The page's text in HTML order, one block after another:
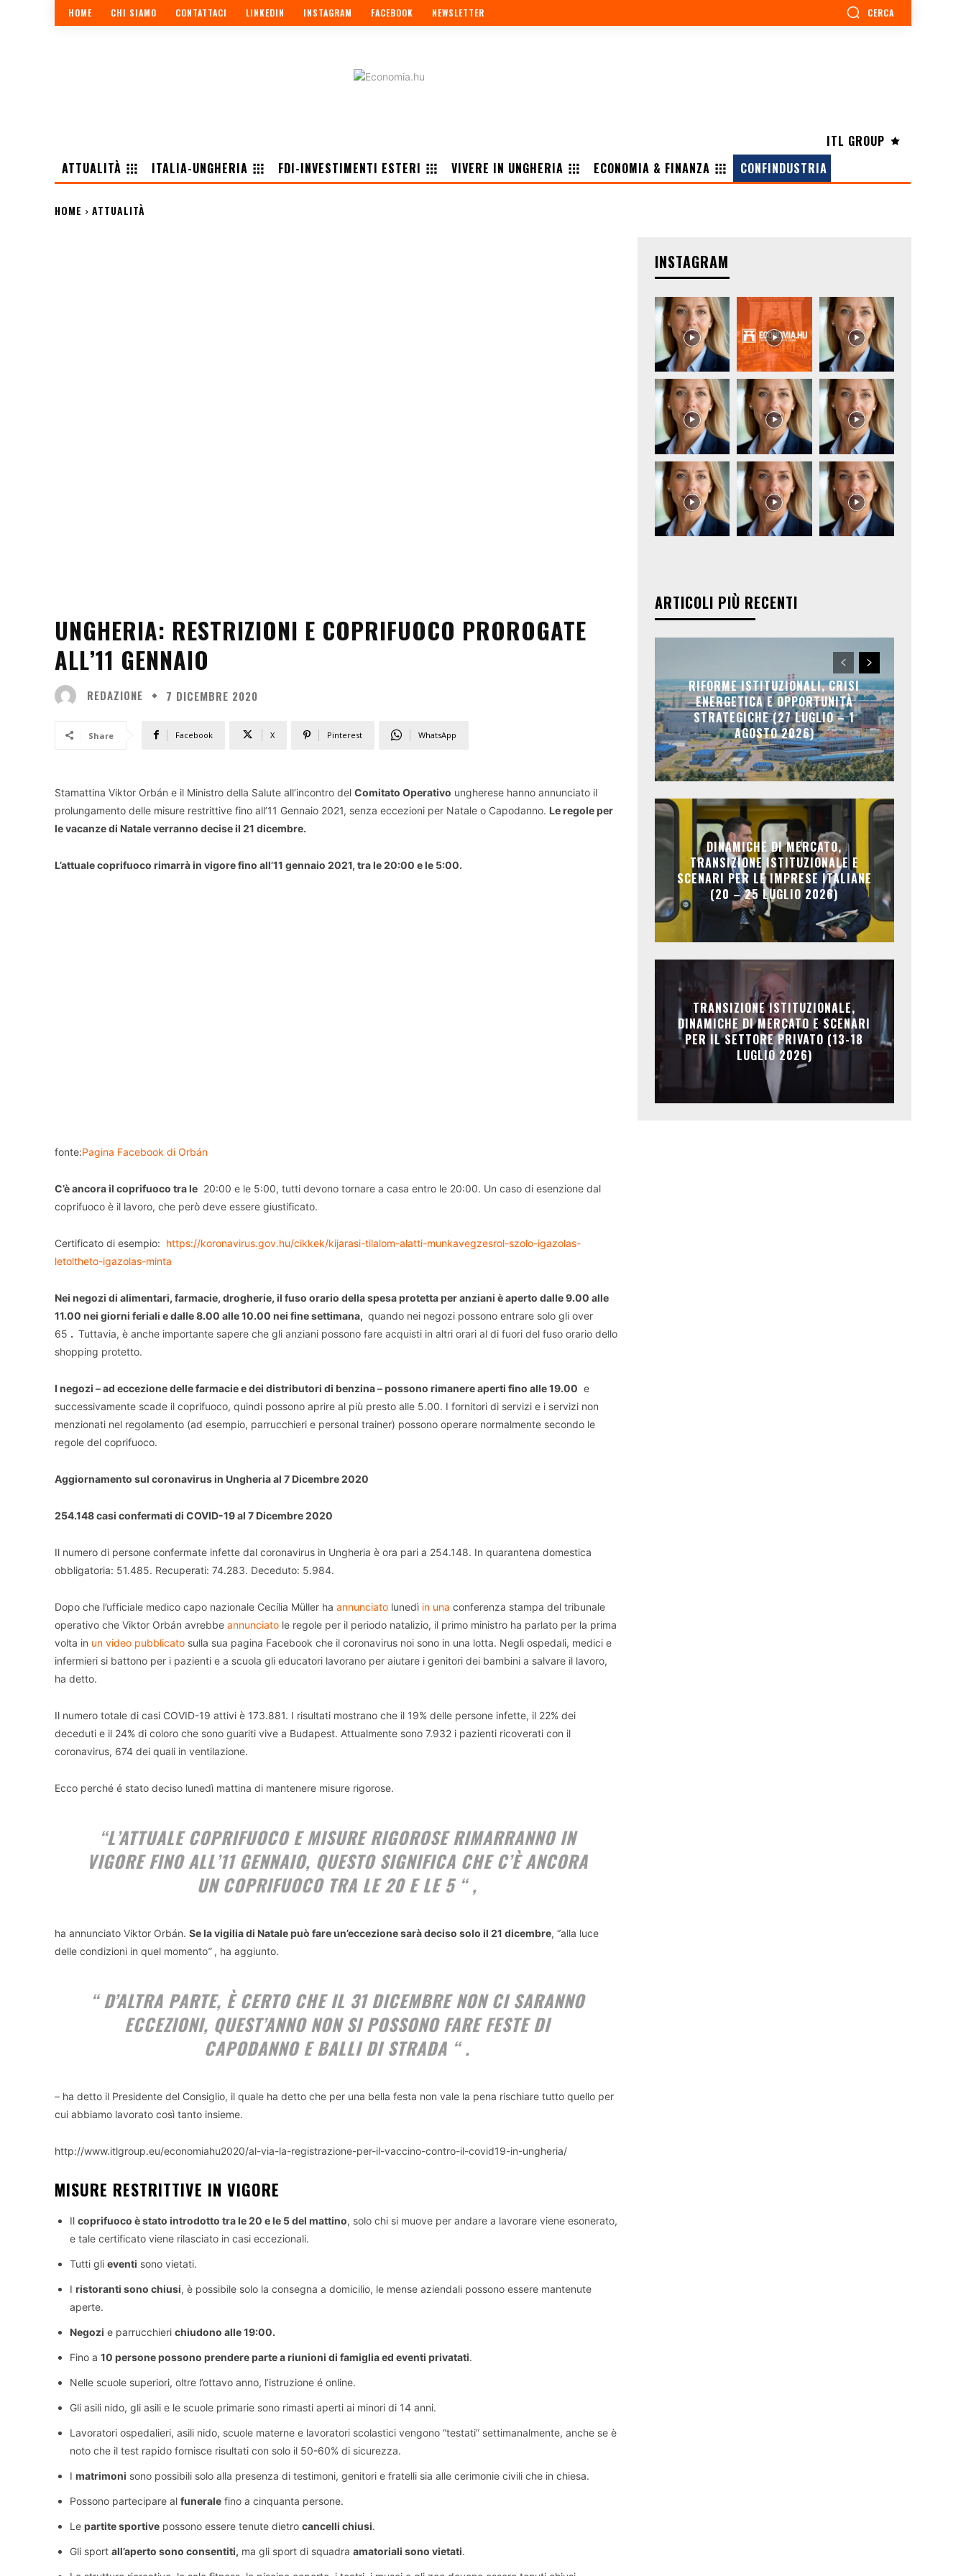
HOME CHI SIAMO CONTATTACI LINKEDIN INSTAGRAM FACEBOOK NEWSLETTER CERCA
ITL GROUP
ATTUALITÀ
ITALIA-UNGHERIA FDI-INVESTIMENTI ESTERI VIVERE IN UNGHERIA ECONOMIA & FINANZA CONFINDUSTRIA
HOME ATTUALITÀ
UNGHERIA: RESTRIZIONI E COPRIFUOCO PROROGATE
ALL’11 GENNAIO
REDAZIONE 7 DICEMBRE 2020
Share Facebook X Pinterest WhatsApp
Stamattina Viktor Orbán e il Ministro della Salute all’incontro del Comitato Operativo ungherese hanno annunciato il
prolungamento delle misure restrittive fino all’11 Gennaio 2021, senza eccezioni per Natale o Capodanno. Le regole per
le vacanze di Natale verranno decise il 21 dicembre.
L’attuale coprifuoco rimarrà in vigore fino all’11 gennaio 2021, tra le 20:00 e le 5:00.
fonte:Pagina Facebook di Orbán
C’è ancora il coprifuoco tra le 20:00 e le 5:00, tutti devono tornare a casa entro le 20:00. Un caso di esenzione dal
coprifuoco è il lavoro, che però deve essere giustificato.
Certificato di esempio: https://koronavirus.gov.hu/cikkek/kijarasi-tilalom-alatti-munkavegzesrol-szolo-igazolas-
letoltheto-igazolas-minta
Nei negozi di alimentari, farmacie, drogherie, il fuso orario della spesa protetta per anziani è aperto dalle 9.00 alle
11.00 nei giorni feriali e dalle 8.00 alle 10.00 nei fine settimana, quando nei negozi possono entrare solo gli over
65 . Tuttavia, è anche importante sapere che gli anziani possono fare acquisti in altri orari al di fuori del fuso orario dello
shopping protetto.
I negozi – ad eccezione delle farmacie e dei distributori di benzina – possono rimanere aperti fino alle 19.00 e
successivamente scade il coprifuoco, quindi possono aprire al più presto alle 5.00. I fornitori di servizi e i servizi non
menzionati nel regolamento (ad esempio, parrucchieri e personal trainer) possono operare normalmente secondo le
regole del coprifuoco.
Aggiornamento sul coronavirus in Ungheria al 7 Dicembre 2020
254.148 casi confermati di COVID-19 al 7 Dicembre 2020
Il numero di persone confermate infette dal coronavirus in Ungheria è ora pari a 254.148. In quarantena domestica
obbligatoria: 51.485. Recuperati: 74.283. Deceduto: 5.984.
Dopo che l’ufficiale medico capo nazionale Cecília Müller ha annunciato lunedì in una conferenza stampa del tribunale
operativo che Viktor Orbán avrebbe annunciato le regole per il periodo natalizio, il primo ministro ha parlato per la prima
volta in un video pubblicato sulla sua pagina Facebook che il coronavirus noi sono in una lotta. Negli ospedali, medici e
infermieri si battono per i pazienti e a scuola gli educatori lavorano per aiutare i genitori dei bambini a salvare il lavoro,
ha detto.
Il numero totale di casi COVID-19 attivi è 173.881. I risultati mostrano che il 19% delle persone infette, il 22% dei
deceduti e il 24% di coloro che sono guariti vive a Budapest. Attualmente sono 7.932 i pazienti ricoverati con il
coronavirus, 674 dei quali in ventilazione.
Ecco perché é stato deciso lunedì mattina di mantenere misure rigorose.
“L’ATTUALE COPRIFUOCO E MISURE RIGOROSE RIMARRANNO IN
VIGORE FINO ALL’11 GENNAIO, QUESTO SIGNIFICA CHE C’È ANCORA
UN COPRIFUOCO TRA LE 20 E LE 5 “,
ha annunciato Viktor Orbán. Se la vigilia di Natale può fare un’eccezione sarà deciso solo il 21 dicembre, “alla luce
delle condizioni in quel momento“, ha aggiunto.
“D’ALTRA PARTE, È CERTO CHE IL 31 DICEMBRE NON CI SARANNO
ECCEZIONI, QUEST’ANNO NON SI POSSONO FARE FESTE DI
CAPODANNO E BALLI DI STRADA “.
– ha detto il Presidente del Consiglio, il quale ha detto che per una bella festa non vale la pena rischiare tutto quello per
cui abbiamo lavorato così tanto insieme.
http://www.itlgroup.eu/economiahu2020/al-via-la-registrazione-per-il-vaccino-contro-il-covid19-in-ungheria/
MISURE RESTRITTIVE IN VIGORE
Il coprifuoco è stato introdotto tra le 20 e le 5 del mattino, solo chi si muove per andare a lavorare viene esonerato,
e tale certificato viene rilasciato in casi eccezionali.
Tutti gli eventi sono vietati.
I ristoranti sono chiusi, è possibile solo la consegna a domicilio, le mense aziendali possono essere mantenute
aperte.
Negozi e parrucchieri chiudono alle 19:00.
Fino a 10 persone possono prendere parte a riunioni di famiglia ed eventi privatati.
Nelle scuole superiori, oltre l’ottavo anno, l’istruzione é online.
Gli asili nido, gli asili e le scuole primarie sono rimasti aperti ai minori di 14 anni.
Lavoratori ospedalieri, asili nido, scuole materne e lavoratori scolastici vengono “testati” settimanalmente, anche se è
noto che il test rapido fornisce risultati con solo il 50-60% di sicurezza.
I matrimoni sono possibili solo alla presenza di testimoni, genitori e fratelli sia alle cerimonie civili che in chiesa.
Possono partecipare al funerale fino a cinquanta persone.
Le partite sportive possono essere tenute dietro cancelli chiusi.
Gli sport all’aperto sono consentiti, ma gli sport di squadra amatoriali sono vietati.
INSTAGRAM
ARTICOLI PIÙ RECENTI
RIFORME ISTITUZIONALI, CRISI
ENERGETICA E OPPORTUNITÀ
STRATEGICHE (27 LUGLIO – 1
AGOSTO 2026)
DINAMICHE DI MERCATO,
TRANSIZIONE ISTITUZIONALE E
SCENARI PER LE IMPRESE ITALIANE
(20 – 25 LUGLIO 2026)
TRANSIZIONE ISTITUZIONALE,
DINAMICHE DI MERCATO E SCENARI
PER IL SETTORE PRIVATO (13-18
LUGLIO 2026)